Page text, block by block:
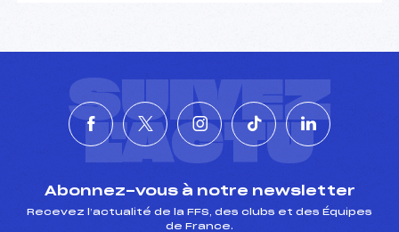
SUIVEZ
L'ACTU
Abonnez-vous à notre newsletter
Recevez l’actualité de la FFS, des clubs et des Équipes
de France.